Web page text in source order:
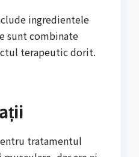
ingredientele
sunt combinate
terapeutic dorit.
tratamentul